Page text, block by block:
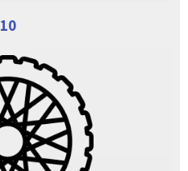
10